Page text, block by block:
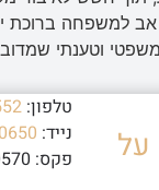
למשפחה ברוכת
וטענתי
על
טלפון:
נייד:
פקס: 077-3180570